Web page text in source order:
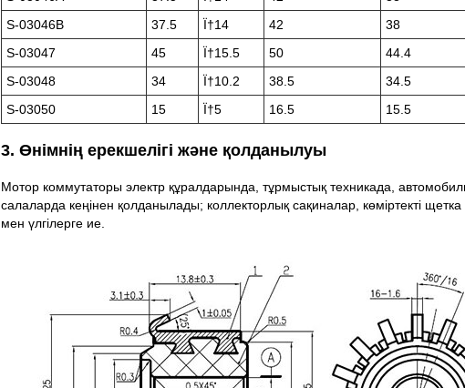
S-03046B
37.5 Ï†14 42 38
S-03047
45 Ï†15.5 50 44.4
S-03048
34 Ï†10.2 38.5 34.5
S-03050
15 Ï†5 16.5 15.5
3. Өнімнің ерекшелігі және қолданылуы
Мотор коммутаторы электр құралдарында, тұрмыстық техникада,
салаларда кеңінен қолданылады; коллекторлық сақиналар, көміртекті
мен үлгілерге ие.